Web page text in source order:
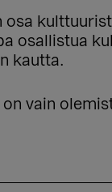
osallistua
kautta.
vain